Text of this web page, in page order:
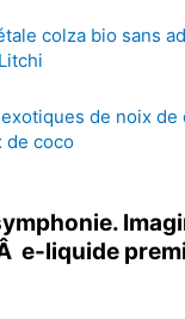
de coco
e-liquide